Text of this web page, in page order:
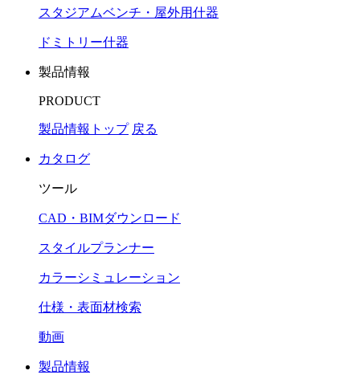
スタジアムベンチ・屋外用什器
ドミトリー什器
製品情報
PRODUCT
製品情報トップ 戻る
カタログ
ツール
CAD・BIMダウンロード
スタイルプランナー
カラーシミュレーション
仕様・表面材検索
動画
製品情報